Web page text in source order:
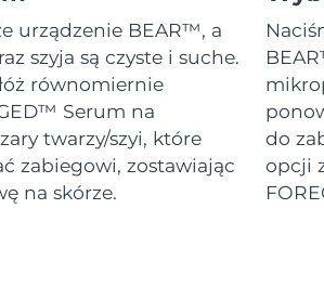
urządzenie BEAR™, a
szyja są czyste i suche.
równomiernie
Serum na
twarzy/szyi, które
zabiegowi, zostawiając
na skórze.
do
opcji